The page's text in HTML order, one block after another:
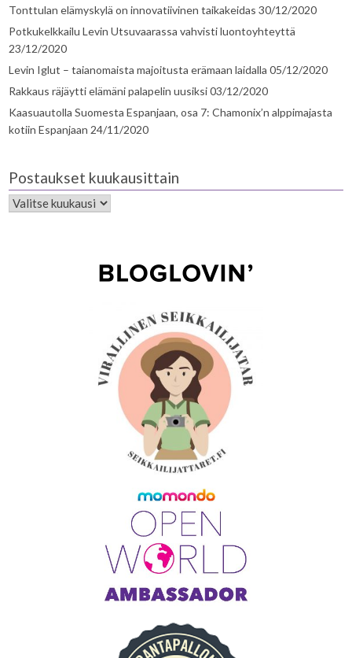
Tonttulan elämyskylä on innovatiivinen taikakeidas 30/12/2020
Potkukelkkailu Levin Utsuvaarassa vahvisti luontoyhteyttä
23/12/2020
Levin Iglut – taianomaista majoitusta erämaan laidalla 05/12/2020
Rakkaus räjäytti elämäni palapelin uusiksi03/12/2020
Kaasuautolla Suomesta Espanjaan, osa 7: Chamonix’n alppimajasta
kotiin Espanjaan 24/11/2020
Postaukset kuukausittain